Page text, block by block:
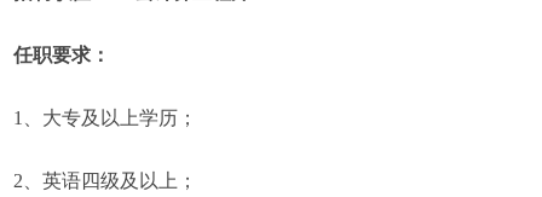
任职要求：
1、大专及以上学历；
2、英语四级及以上；